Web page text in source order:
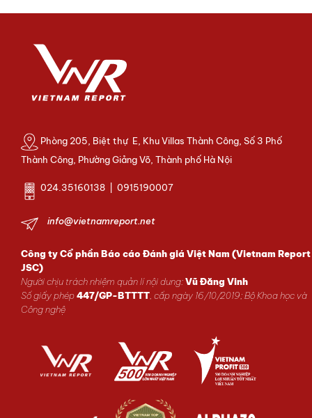
Phòng 205, Biệt thự E, Khu Villas Thành Công, Số 3 Phố
Thành Công, Phường Giảng Võ, Thành phố Hà Nội
024.35160138 | 0915190007
info@vietnamreport.net
Công ty Cổ phần Báo cáo Đánh giá Việt Nam (Vietnam Report
JSC)
Người chịu trách nhiệm quản lí nội dung:Vũ Đăng Vinh
Số giấy phép447/GP-BTTTT , cấp ngày 16/10/2019; Bộ Khoa học và
Công nghệ